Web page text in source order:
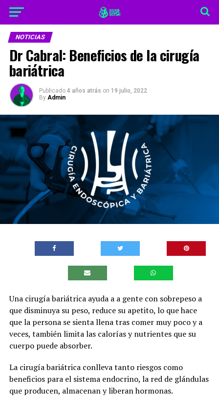
NOTICIAS
Dr Cabral: Beneficios de la cirugía
bariátrica
Publicado 4 años atrás on 19 julio, 2022
By Admin
Una cirugía bariátrica ayuda a a gente con sobrepeso a
que disminuya su peso, reduce su apetito, lo que hace
que la persona se sienta llena tras comer muy poco y a
veces, también limita las calorías y nutrientes que su
cuerpo puede absorber.
La cirugía bariátrica conlleva tanto riesgos como
beneficios para el sistema endocrino, la red de glándulas
que producen, almacenan y liberan hormonas.